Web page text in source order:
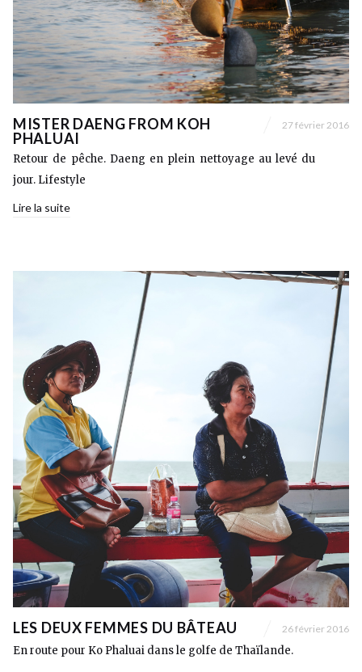
MISTER DAENG FROM KOH
PHALUAI
27 février 2016
Retour de pêche. Daeng en plein nettoyage au levé du
jour. Lifestyle
Lire la suite
LES DEUX FEMMES DU BÂTEAU 26 février 2016
En route pour Ko Phaluai dans le golfe de Thaïlande.